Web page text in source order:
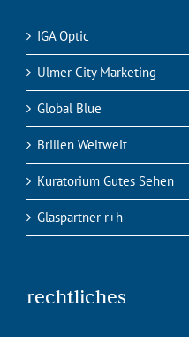
IGA Optic
Ulmer City Marketing
Global Blue
Brillen Weltweit
Kuratorium Gutes Sehen
Glaspartner r+h
rechtliches